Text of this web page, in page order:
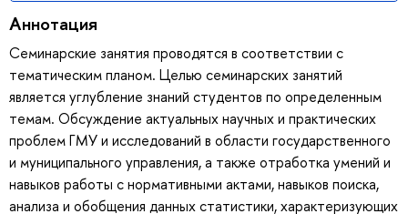
Аннотация
Семинарские занятия проводятся в соответствии с
тематическим планом. Целью семинарских занятий
является углубление знаний студентов по определенным
темам. Обсуждение актуальных научных и практических
проблем ГМУ и исследований в области государственного
и муниципального управления, а также отработка умений и
навыков работы с нормативными актами, навыков поиска,
анализа и обобщения данных статистики, характеризующих